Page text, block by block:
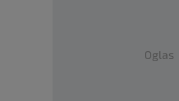
Oglas